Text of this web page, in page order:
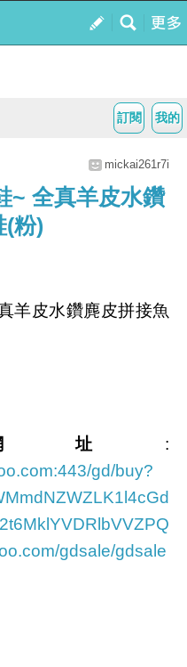
我的
訂閱
mickai261r7i
~ 全真羊皮水鑽
(粉)
羊皮水鑽麂皮拼接魚
址 :
gd/buy?
gdsale/gdsale